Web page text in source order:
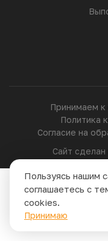
Принимаем к
Политика
Согласие на
Сайт сделан
Пользуясь нашим
соглашаетесь с
cookies.
Принимаю